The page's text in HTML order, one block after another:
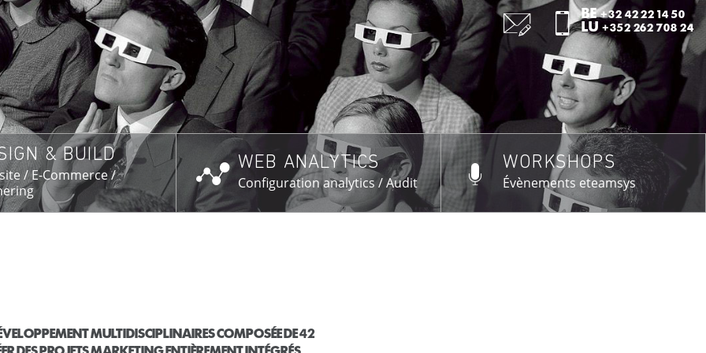
BE:+32 42 22 14 50
LU:+352 262 708 24
& BUILD
/ E-Commerce /
WEB ANALYTICS
Configuration analytics / Audit
PLUS →
WORKSHOPS
Évènements eteamsys
EN SAVOIR PLUS →
MULTIDISCIPLINAIRES COMPOSÉE DE 42